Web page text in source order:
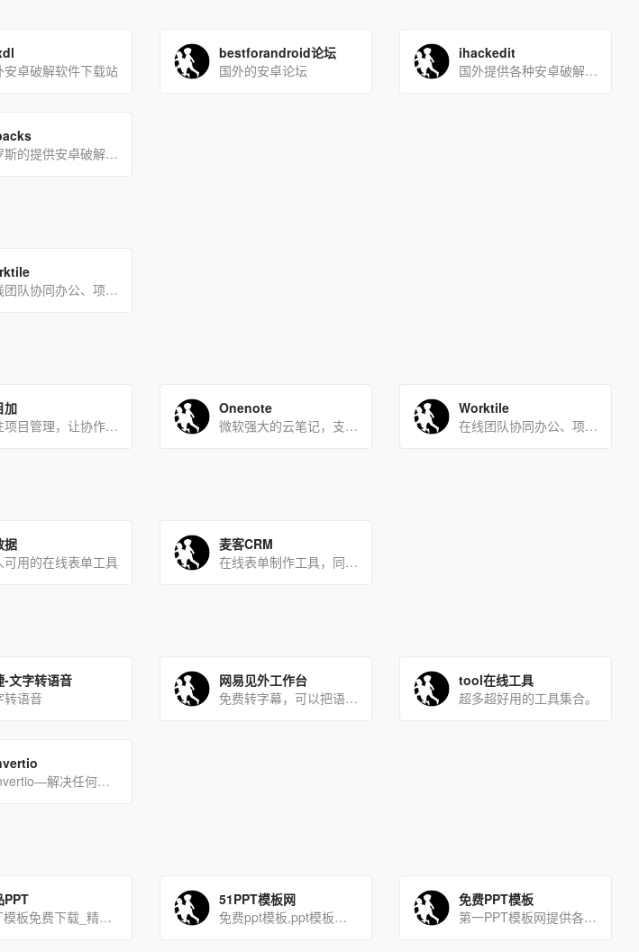
安卓破解软件下载站
bestforandroid论坛
国外的安卓论坛
ihackedit
国外提供各种安卓破解软件和IOS软件下载
俄罗斯的提供安卓破解软件下载网站
在线团队协同办公、项目管理工具
加
专注项目管理，让协作更高效
Onenote
微软强大的云笔记，支持多用户协作
Worktile
在线团队协同办公、项目管理工具
据
可用的在线表单工具
麦客CRM
在线表单制作工具，同时也是强大的客户信息处理和关系管理系统
-文字转语音
转语音
网易见外工作台
免费转字幕，可以把语音转成字幕，大大提高制作字幕的工作效率
tool在线工具
超多超好用的工具集合。
Convertio—解决任何文件转换问题的先进在线工具。
PPT
PPT模板免费下载_精美免费PPT模板下载-【优品PPT】
51PPT模板网
免费ppt模板,ppt模板下载,幻灯片模板 - 51PPT模板网
免费PPT模板
第一PPT模板网提供各类PPT模板免费下载